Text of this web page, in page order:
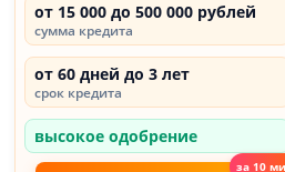
от 15 000 до 500 000 рублей
сумма кредита
от 60 дней до 3 лет
срок кредита
высокое одобрение